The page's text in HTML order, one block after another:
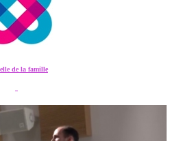
de la famille